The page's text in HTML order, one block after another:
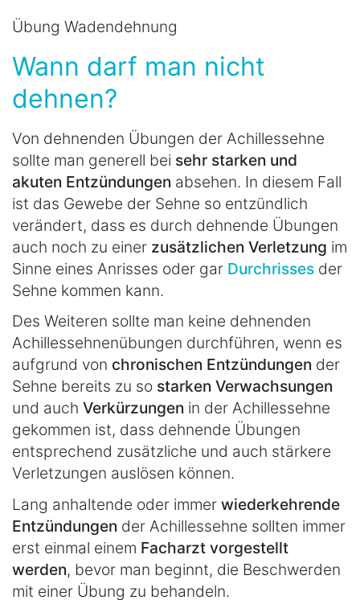
Übung Wadendehnung
Wann darf man nicht
dehnen?
Von dehnenden Übungen der Achillessehne
sollte man generell bei sehr starken und
akuten Entzündungen absehen. In diesem Fall
ist das Gewebe der Sehne so entzündlich
verändert, dass es durch dehnende Übungen
auch noch zu einer zusätzlichen Verletzung im
Sinne eines Anrisses oder gar Durchrisses der
Sehne kommen kann.
Des Weiteren sollte man keine dehnenden
Achillessehnenübungen durchführen, wenn es
aufgrund von chronischen Entzündungen der
Sehne bereits zu so starken Verwachsungen
und auch Verkürzungen in der Achillessehne
gekommen ist, dass dehnende Übungen
entsprechend zusätzliche und auch stärkere
Verletzungen auslösen können.
Lang anhaltende oder immer wiederkehrende
Entzündungen der Achillessehne sollten immer
erst einmal einem Facharzt vorgestellt
werden, bevor man beginnt, die Beschwerden
mit einer Übung zu behandeln.